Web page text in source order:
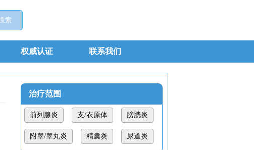
权威认证 联系我们
治疗范围
前列腺炎 支/衣原体 膀胱炎
附睾/睾丸炎 精囊炎 尿道炎